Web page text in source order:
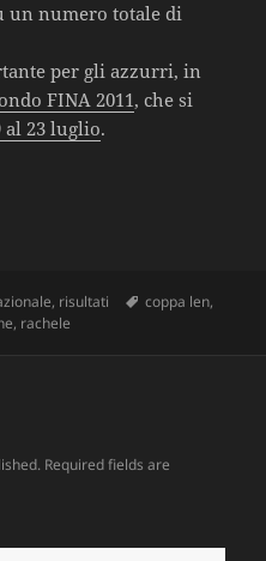
un numero totale di
per gli azzurri, in
FINA 2011, che si
al 23 luglio.
, risultati Tags
coppa len,
, rachele
Required fields are